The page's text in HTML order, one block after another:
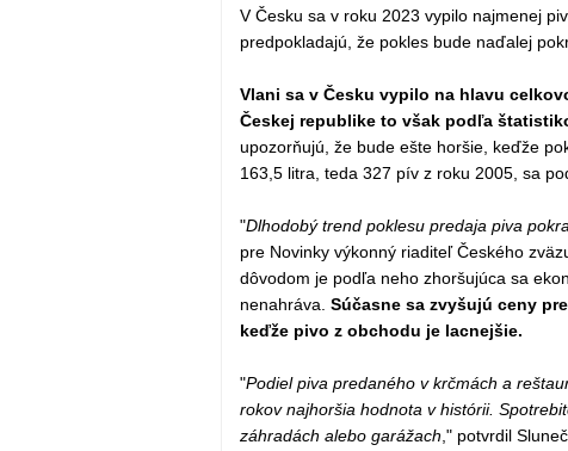
V Česku sa v roku 2023 vypilo najmenej
predpokladajú, že pokles bude naďalej
Vlani sa v Česku vypilo na hlavu
Českej republike to však podľa
upozorňujú, že bude ešte horšie, keďže
163,5 litra, teda 327 pív z roku 2005, sa
"Dlhodobý trend poklesu predaja piva
pre Novinky výkonný riaditeľ Českého
dôvodom je podľa neho zhoršujúca sa
nenahráva. Súčasne sa zvyšujú ceny
keďže pivo z obchodu je lacnejšie.
"Podiel piva predaného v krčmách a
rokov najhoršia hodnota v histórii.
záhradách alebo garážach," potvrdil